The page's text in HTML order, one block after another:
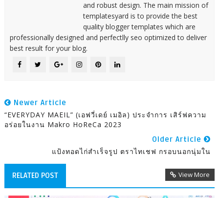
and robust design. The main mission of
templatesyard is to provide the best
quality blogger templates which are
professionally designed and perfectlly seo optimized to deliver
best result for your blog.
Newer Article
“EVERYDAY MAEIL” (เอฟวี่เดย์ เมอิล) ประจำการ เสิร์ฟความ
อร่อยในงาน Makro HoReCa 2023
Older Article
แป้งทอดไก่สำเร็จรูป ตราไทเชฟ กรอบนอกนุ่มใน
RELATED POST View More